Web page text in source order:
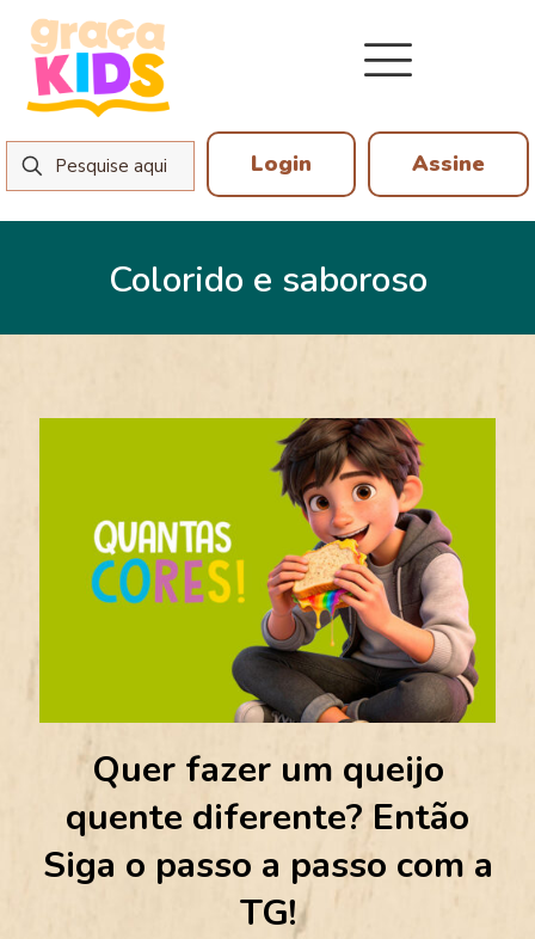
Login Assine
Colorido e saboroso
Quer fazer um queijo
quente diferente? Então
Siga o passo a passo com a
TG!